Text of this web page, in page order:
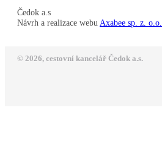
Čedok a.s
Návrh a realizace webu Axabee sp. z. o.o.
© 2026, cestovní kancelář Čedok a.s.